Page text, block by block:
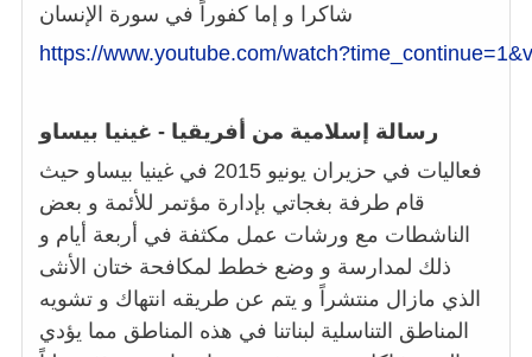
شاكرا و إما كفوراً في سورة الإنسان
https://www.youtube.com/
رسالة إسلامية من أفريقيا - غينيا بيساو
فعاليات في حزيران يونيو 2015 في غينيا بيساو حيث
قام طرفة بغجاتي بإدارة مؤتمر للأئمة و بعض
الناشطات مع ورشات عمل مكثفة في أربعة أيام و
ذلك لمدارسة و وضع خطط لمكافحة ختان الأنثى
الذي مازال منتشراً و يتم عن طريقه انتهاك و تشويه
المناطق التناسلية لبناتنا في هذه المناطق مما يؤدي